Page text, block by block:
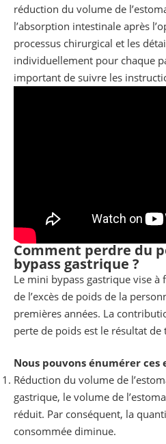
réduction du volume de
l’absorption intestinale après
processus chirurgical et les
individuellement pour chaque
important de suivre les
Comment perdre du
bypass gastrique ?
Le mini bypass gastrique vise
de l’excès de poids de la
premières années. La
perte de poids est le résultat
Nous pouvons énumérer
Réduction du volume de
gastrique, le volume de
réduit. Par conséquent, la
consommée diminue.